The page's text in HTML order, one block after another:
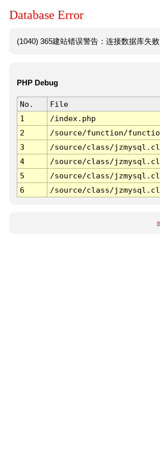
Database Error
(1040) 365建站错误警告：连接数据库失
PHP Debug
No. File
1
/index.php
2
/source/function/
3
/source/class/
4
/source/class/
5
/source/class/
6
/source/class/